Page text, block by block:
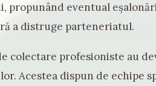
propunând eventual
a distruge parteneriatul.
colectare profesioniste au
Acestea dispun de echipe